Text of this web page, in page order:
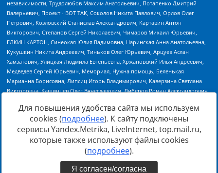
Источник:https://minjust.gov.ru/uploaded/files/reestr-
inostrannyih-agentov-22-03-2024.pdfданные на22.03.2024
Для повышения удобства сайта мы используем
cookies (подробнее). К сайту подключены
сервисы Yandex.Metrika, LiveInternet, top.mail.ru,
которые также используют файлы cookies
(подробнее).
Я согласен/согласна